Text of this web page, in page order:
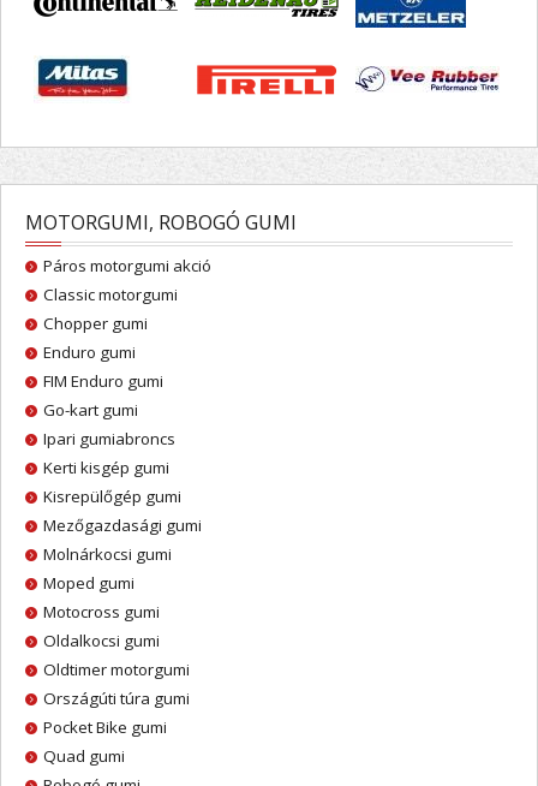
MOTORGUMI, ROBOGÓ GUMI
Páros motorgumi akció
Classic motorgumi
Chopper gumi
Enduro gumi
FIM Enduro gumi
Go-kart gumi
Ipari gumiabroncs
Kerti kisgép gumi
Kisrepülőgép gumi
Mezőgazdasági gumi
Molnárkocsi gumi
Moped gumi
Motocross gumi
Oldalkocsi gumi
Oldtimer motorgumi
Országúti túra gumi
Pocket Bike gumi
Quad gumi